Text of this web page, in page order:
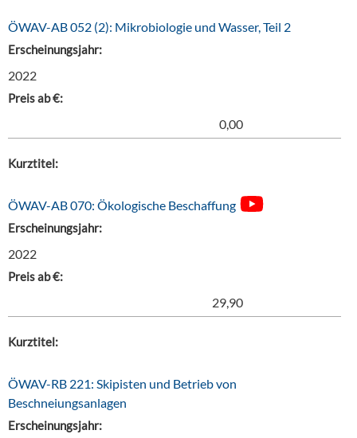
ÖWAV-AB 052 (2): Mikrobiologie und Wasser, Teil 2
Erscheinungsjahr:
2022
Preis ab €:
0,00
Kurztitel:
ÖWAV-AB 070: Ökologische Beschaffung
Erscheinungsjahr:
2022
Preis ab €:
29,90
Kurztitel:
ÖWAV-RB 221: Skipisten und Betrieb von
Beschneiungsanlagen
Erscheinungsjahr: